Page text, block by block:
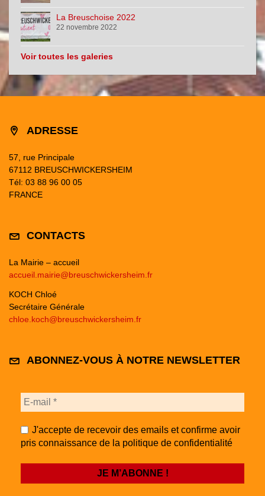
La Breuschoise 2022
22 novembre 2022
Voir toutes les galeries
ADRESSE
57, rue Principale
67112 BREUSCHWICKERSHEIM
Tél: 03 88 96 00 05
FRANCE
CONTACTS
La Mairie – accueil
accueil.mairie@breuschwickersheim.fr
KOCH Chloé
Secrétaire Générale
chloe.koch@breuschwickersheim.fr
ABONNEZ-VOUS À NOTRE NEWSLETTER
J'accepte de recevoir des emails et confirme avoir
pris connaissance de la politique de confidentialité